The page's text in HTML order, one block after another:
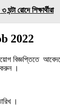
রােদে শিক্ষার্থীরা
2022
বিজ্ঞপ্তিতে
।
।